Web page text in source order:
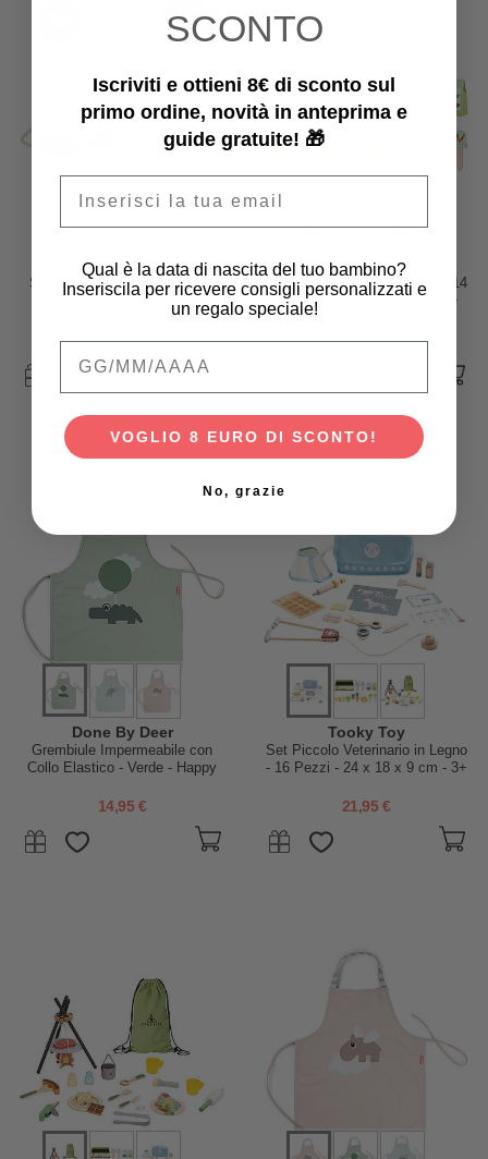
tornato
PlanToys
Set Gioco in Legno Borsa del
33,80 €
Tooky Toy
Gioco in Legno - Il Mio Orto - 14
Pezzi - 21 x 17 x 7,5 cm - 3+
17,95 €
Done By Deer
Grembiule Impermeabile con
Collo Elastico - Verde - Happy
14,95 €
Tooky Toy
Set Piccolo Veterinario in Legno
- 16 Pezzi - 24 x 18 x 9 cm - 3+
21,95 €
SCONTO
Iscriviti e ottieni 8€ di sconto sul
primo ordine, novità in anteprima e
guide gratuite! 🎁
Qual è la data di nascita del tuo bambino?
Inseriscila per ricevere consigli personalizzati e
un regalo speciale!
VOGLIO 8 EURO DI SCONTO!
No, grazie